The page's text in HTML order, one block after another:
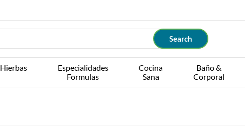
Hierbas
Especialidades
Formulas
Cocina
Sana
Baño &
Corporal